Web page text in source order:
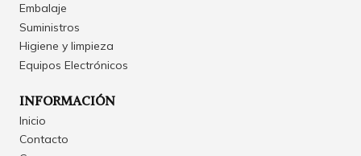
Embalaje
Suministros
Higiene y limpieza
Equipos Electrónicos
INFORMACIÓN
Inicio
Contacto